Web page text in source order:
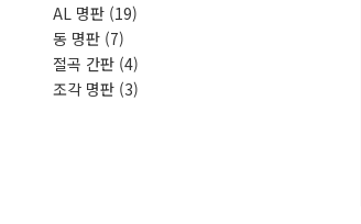
AL 명판 (19)
동 명판 (7)
절곡 간판 (4)
조각 명판 (3)